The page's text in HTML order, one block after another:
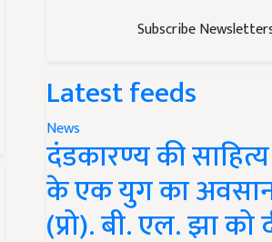
Subscribe
Latest feeds
News
दंडकारण्य की
के एक युग का
(प्रो). बी. एल. झा को